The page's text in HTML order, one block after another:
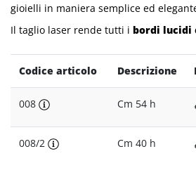
gioielli in maniera semplice ed
Il taglio laser rende tutti i bordi lucidi
Codice articolo Descrizione
008 Cm 54 h
008/2 Cm 40 h